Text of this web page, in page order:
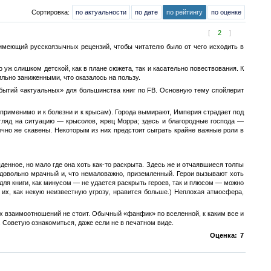
Сортировка: по актуальности по дате по рейтингу по оценке
[ 2
]
русскоязычных рецензий, чтобы читателю было от чего исходить в
слишком детской, как в плане сюжета, так и касательно повествования. К
заниженными, что оказалось на пользу.
«актуальных» для большинства книг по FB. Основную тему спойлерит
и к болезни и к крысам). Города вымирают, Империя страдает под
на ситуацию — крысолов, жрец Морра; здесь и благородные господа —
же скавены. Некоторым из них предстоит сыграть крайне важные роли в
но мало где она хоть как-то раскрыта. Здесь же и отчаявшиеся толпы
мрачный и, что немаловажно, приземленный. Герои вызывают хоть
книги, как минусом — не удается раскрыть героев, так и плюсом — можно
как некую неизвестную угрозу, нравится больше.) Неплохая атмосфера,
взаимоотношений не стоит. Обычный «фанфик» по вселенной, к каким все и
ознакомиться, даже если не в печатном виде.
Оценка: 7